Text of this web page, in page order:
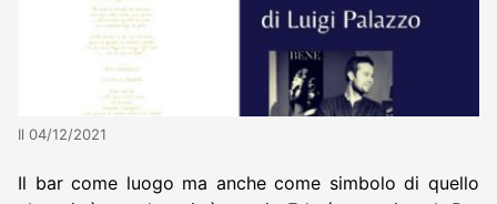
Il 04/12/2021
Il bar come luogo ma anche come simbolo di quello